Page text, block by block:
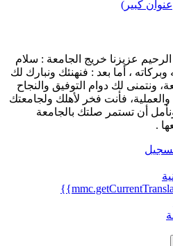
كبير)
عزيزنا خريج الجامعة : سلام
، أما بعد : فنهنئك ونبارك لك
ونتمنى لك دوام التوفيق والنجاح
فأنت فخر لأهلك ولجامعتك
أن تستمر صلتك بالجامعة
.